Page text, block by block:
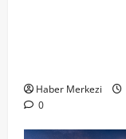
Haber Merkezi
0